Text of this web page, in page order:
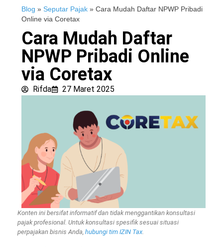
Blog » Seputar Pajak » Cara Mudah Daftar NPWP Pribadi
Online via Coretax
Cara Mudah Daftar
NPWP Pribadi Online
via Coretax
Rifda 27 Maret 2025
Konten ini bersifat informatif dan tidak menggantikan konsultasi
pajak profesional. Untuk konsultasi spesifik sesuai situasi
perpajakan bisnis Anda, hubungi tim IZIN Tax.